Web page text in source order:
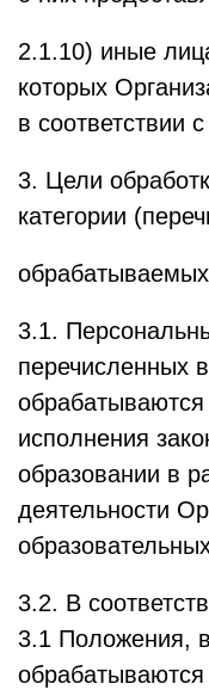
2.1.10) иные
которых
в соответствии
3. Цели
категории
3.1.
перечисленных
исполнения
образовании в
деятельности
3.2. В
3.1 Положения,